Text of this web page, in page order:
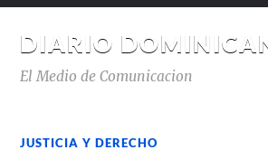
DIARIO
El Medio de Comunicacion
JUSTICIA Y DERECHO